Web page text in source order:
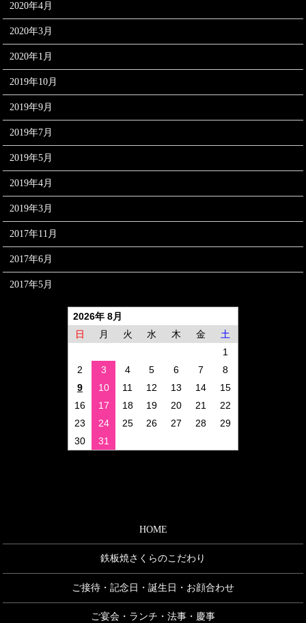
2020年4月
2020年3月
2020年1月
2019年10月
2019年9月
2019年7月
2019年5月
2019年4月
2019年3月
2017年11月
2017年6月
2017年5月
2026年 8月
日
月 火 水 木 金
土
1
2
3 4 5 6 7
8
9
10 11 12 13 14
15
16
17 18 19 20 21
22
23
24 25 26 27 28
29
30
31
HOME
鉄板焼さくらのこだわり
ご接待・記念日・誕生日・お顔合わせ
ご宴会・ランチ・法事・慶事